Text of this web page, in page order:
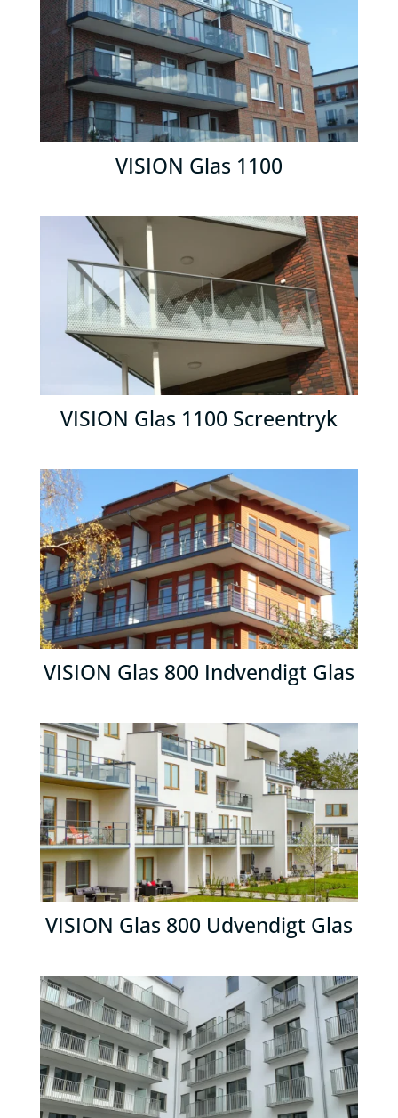
VISION Glas 1100
VISION Glas 1100 Screentryk
VISION Glas 800 Indvendigt Glas
VISION Glas 800 Udvendigt Glas